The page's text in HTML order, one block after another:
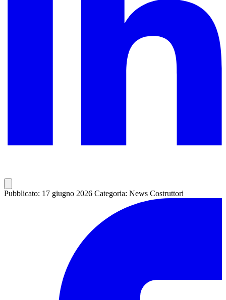
Pubblicato: 17 giugno 2026 Categoria: News Costruttori